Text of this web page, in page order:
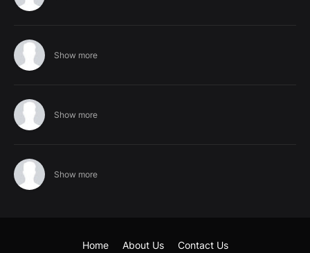
Show more
Show more
Show more
Home About Us Contact Us